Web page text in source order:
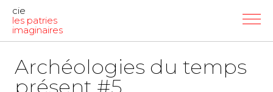
cie
les patries
imaginaires
Archéologies du temps
présent #5